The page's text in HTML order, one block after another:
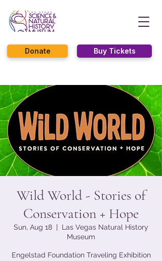
Buy Tickets
Donate
Wild World - Stories of
Conservation + Hope
Sun, Aug 18
  |
Las Vegas Natural History
Museum
Engelstad Foundation Traveling Exhibition